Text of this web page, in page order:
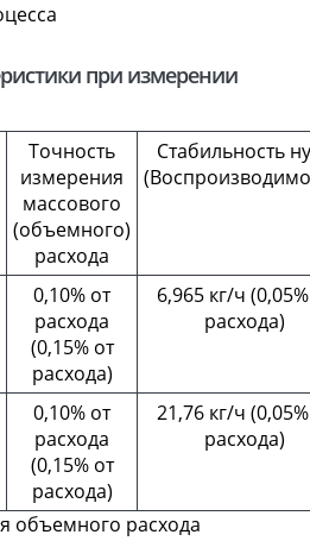
при измерении
Точность
измерения
массового
(объемного)
расхода
Стабильность
0,10% от
расхода
(0,15% от
расхода)
6,965 кг/ч
расхода)
0,10% от
расхода
(0,15% от
расхода)
21,76 кг/ч
расхода)
объемного расхода